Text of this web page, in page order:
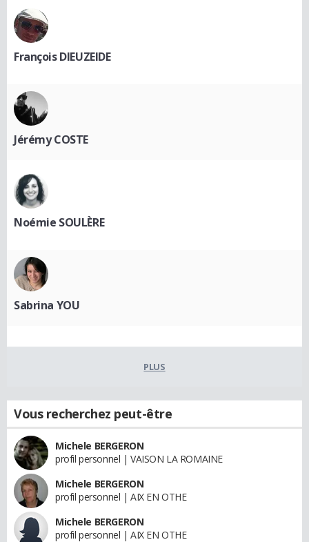
François DIEUZEIDE
Jérémy COSTE
Noémie SOULÈRE
Sabrina YOU
PLUS
Vous recherchez peut-être
Michele BERGERON
profil personnel | VAISON LA ROMAINE
Michele BERGERON
profil personnel | AIX EN OTHE
Michele BERGERON
profil personnel | AIX EN OTHE